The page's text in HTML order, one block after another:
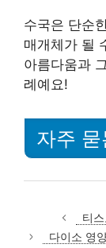
수국은 단순
매개체가 될
아름다움과
례예요!
자주
티
다이소 영